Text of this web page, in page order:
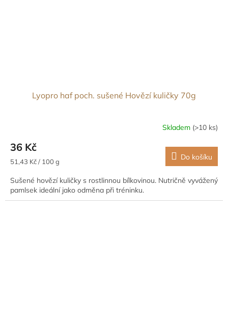
Lyopro haf poch. sušené Hovězí kuličky 70g
Skladem (>10 ks)
36 Kč
Měrná
51,43 Kč / 100 g Do košíku
Sušené hovězí kuličky s rostlinnou bílkovinou. Nutričně vyvážený
pamlsek ideální jako odměna při tréninku.